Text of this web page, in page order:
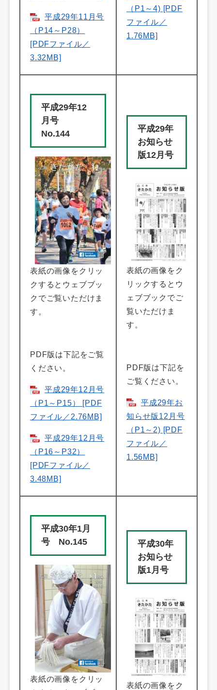
平成29年11月号
（P14～P28）
[PDFファイル／
3.32MB]
（P1～4) [PDF
ファイル／
1.76MB]
平成29年12
月号
No.144
表紙の画像をクリッ
クするとウェブブッ
クでご覧いただけま
す。
PDF版は下記をご覧
ください。
平成29年12月号
（P1～P15） [PDF
ファイル／2.76MB]
平成29年12月号
（P16～P32）
[PDFファイル／
3.48MB]
平成29年
お知らせ
版12月号
表紙の画像をク
リックするとウ
ェブブックでご
覧いただけま
す。
PDF版は下記を
ご覧ください。
平成29年お
知らせ版12月号
（P1～2) [PDF
ファイル／
1.56MB]
平成30年1月
号 No.145
表紙の画像をクリッ
平成30年
お知らせ
版1月号
表紙の画像をク